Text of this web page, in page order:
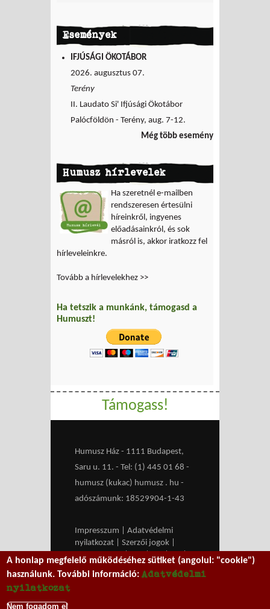
Események
IFJÚSÁGI ÖKOTÁBOR
2026. augusztus 07.
Terény
II. Laudato Si' Ifjúsági Ökotábor
Palócföldön - Terény, aug. 7-12.
Még több esemény
Humusz hírlevelek
Ha szeretnél e-mailben
rendszeresen értesülni
híreinkről, ingyenes
előadásainkról, és sok
másról is, akkor iratkozz fel
hírleveleinkre.
Tovább a hírlevelekhez >>
Ha tetszik a munkánk, támogasd a
Humuszt!
Támogass!
Humusz Ház - 1111 Budapest,
Saru u. 11. - Tel: (1) 445 01 68 -
humusz (kukac) humusz . hu -
adószámunk: 18529904-1-43
Impresszum
Adatvédelmi
nyilatkozat
Szerzői jogok
Médiaajánlat
RSS HU| EN
A honlap megfelelő működéséhez sütiket (angolul: "cookie")
használunk. További információ:Adatvédelmi
nyilatkozat
Nem fogadom el